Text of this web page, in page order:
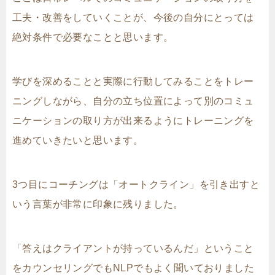
工夫・改善をしていくことが、今後の自分にとっては
絶対条件で必要なことと思います。
学びを深めることと実際に行動してみることをトレー
ニングしながら、自分の立ち位置によって別のコミュ
ニケーションの取り方が出来るようにトレーニングを
進めていきたいと思います。
3つ目にコーチングは「オートクライン」を引き出すと
いう言葉が非常に印象に残りました。
「答えはクライアントが持っているんだ」ということ
をカウンセリングでもNLPでもよく聞いておりました